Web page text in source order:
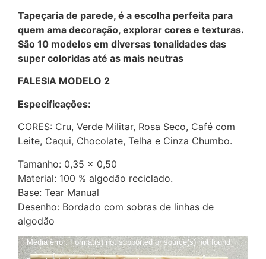
Tapeçaria de parede, é a escolha perfeita para
quem ama decoração, explorar cores e texturas.
São 10 modelos em diversas tonalidades das
super coloridas até as mais neutras
FALESIA MODELO 2
Especificações:
CORES: Cru, Verde Militar, Rosa Seco, Café com
Leite, Caqui, Chocolate, Telha e Cinza Chumbo.
Tamanho: 0,35 x 0,50
Material: 100 % algodão reciclado.
Base: Tear Manual
Desenho: Bordado com sobras de linhas de
algodão
Tocador
Media error: Format(s) not supported or source(s) not found